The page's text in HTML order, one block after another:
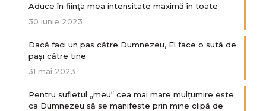
Aduce în ființa mea intensitate maximă în toate
30 iunie 2023
Dacă faci un pas către Dumnezeu, El face o sută de
paşi către tine
31 mai 2023
Pentru sufletul „meu“ cea mai mare mulțumire este
ca Dumnezeu să se manifeste prin mine clipă de